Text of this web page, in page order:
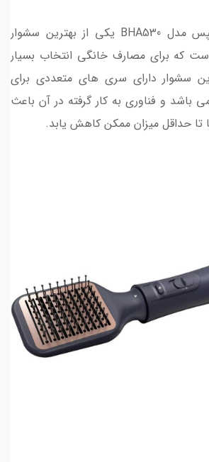
سشوار برس دار فیلیپس مدل BHA530 یکی از بهترین سشوار
که برای مصارف خانگی انتخاب بسیار
سشوار دارای سری های متعددی برای
باشد و فناوری به کار گرفته در آن باعث
حداقل میزان ممکن کاهش یابد.